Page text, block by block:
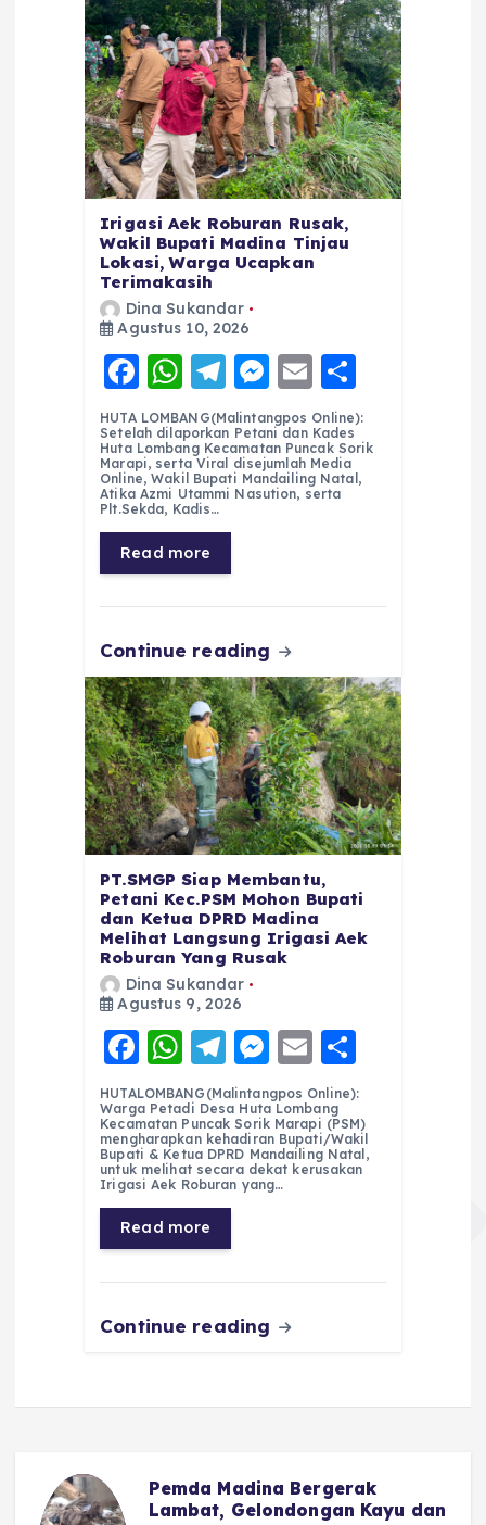
Irigasi Aek Roburan Rusak,
Wakil Bupati Madina Tinjau
Lokasi, Warga Ucapkan
Terimakasih
Dina Sukandar
Agustus 10, 2026
F
a
c
e
b
o
o
k
W
h
a
ts
A
p
p
T
el
e
g
r
a
m
M
e
ss
e
n
E
m
ai
l
h
a
re
HUTA LOMBANG(Malintangpos Online):
Setelah dilaporkan Petani dan Kades
Huta Lombang Kecamatan Puncak Sorik
Marapi, serta Viral disejumlah Media
Online, Wakil Bupati Mandailing Natal,
Atika Azmi Utammi Nasution, serta
Plt.Sekda, Kadis…
Read more
Continue reading
PT.SMGP Siap Membantu,
Petani Kec.PSM Mohon Bupati
dan Ketua DPRD Madina
Melihat Langsung Irigasi Aek
Roburan Yang Rusak
Dina Sukandar
Agustus 9, 2026
F
a
c
e
b
o
o
k
W
h
a
ts
A
p
p
T
el
e
g
r
a
m
M
e
ss
e
n
E
m
ai
l
h
a
re
HUTALOMBANG(Malintangpos Online):
Warga Petadi Desa Huta Lombang
Kecamatan Puncak Sorik Marapi (PSM)
mengharapkan kehadiran Bupati/Wakil
Bupati & Ketua DPRD Mandailing Natal,
untuk melihat secara dekat kerusakan
Irigasi Aek Roburan yang…
Read more
Continue reading
Pemda Madina Bergerak
Lambat, Gelondongan Kayu dan